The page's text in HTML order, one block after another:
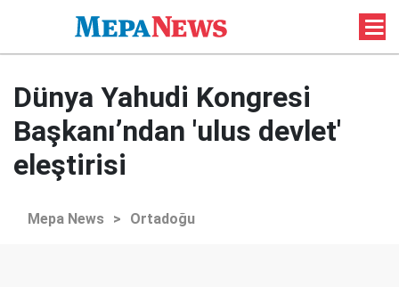
Dünya Yahudi Kongresi
Başkanı’ndan 'ulus devlet'
eleştirisi
Mepa News > Ortadoğu